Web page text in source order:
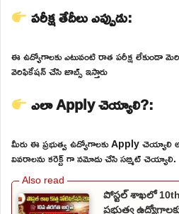
పరీక్ష తేదీలు ఎప్పుడు:
ఈ ఉద్యోగాలకు ఎటువంటి రాత పరీక్ష లేకుండా
వెరిఫికేషన్ చేసి జాబ్స్ ఇస్తారు
ఎలా Apply చెయ్యాలి?:
మీరు ఈ ప్రభుత్వ ఉద్యోగాలకు Apply చెయ్యాలి
వివరాలను కరెక్ట్ గా నమోదు చేసి సబ్మిట్ చెయ్యాలి.
పోస్టల్ శాఖలో 10th
ప్రభుత్వ